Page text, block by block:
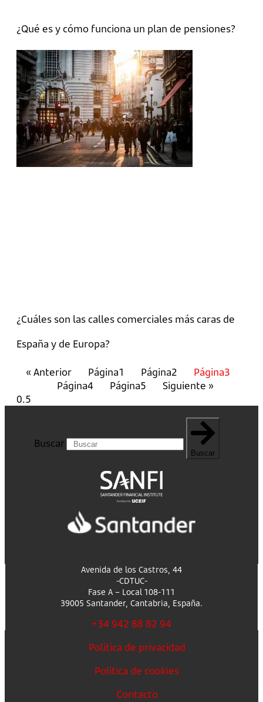
¿Qué es y cómo funciona un plan de pensiones?
¿Cuáles son las calles comerciales más caras de
España y de Europa?
« Anterior Página1 Página2 Página3
Página4 Página5 Siguiente »
Buscar
Buscar
Avenida de los Castros, 44
-CDTUC-
Fase A – Local 108-111
39005 Santander, Cantabria, España.
+34 942 88 82 94
Política de privacidad
Política de cookies
Contacto